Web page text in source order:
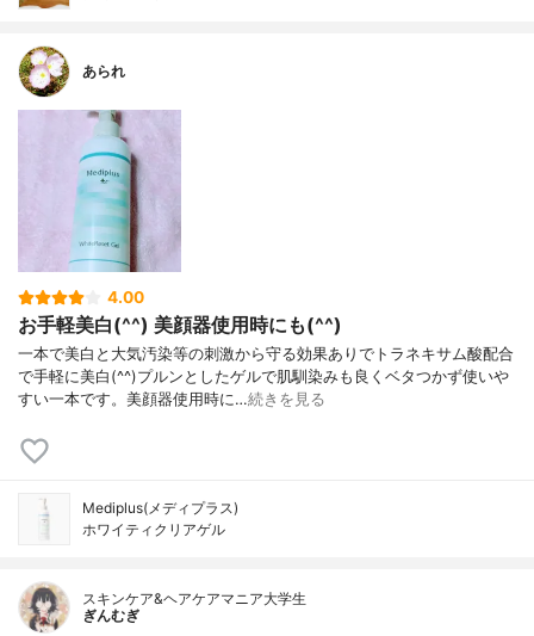
あられ
4.00
お手軽美白(^^) 美顔器使用時にも(^^)
一本で美白と大気汚染等の刺激から守る効果ありでトラネキサム酸配合
で手軽に美白(^^)プルンとしたゲルで肌馴染みも良くベタつかず使いや
すい一本です。美顔器使用時に…続きを見る
Mediplus(メディプラス)
ホワイティクリアゲル
スキンケア&ヘアケアマニア大学生
ぎんむぎ